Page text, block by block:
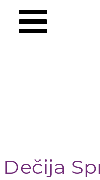
Dečija